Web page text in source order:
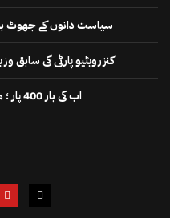
سیاست دانوں کے جھوٹ
کنزرویٹیو پارٹی کی
اب کی بار 400 پار ؛ مودی کانعرہ سرکیئر سٹارمر نے پورا کردکھایا